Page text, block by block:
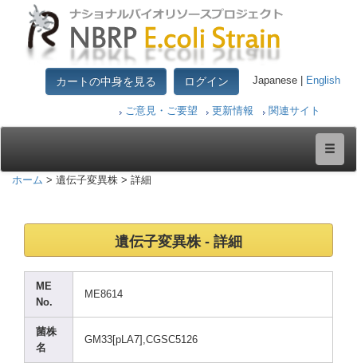
カートの中身を見る ログイン Japanese | English
ご意見・ご要望 更新情報 関連サイト
ホーム > 遺伝子変異株 > 詳細
遺伝子変異株 - 詳細
ME
No.
ME8614
菌株
名
GM33[ pLA7] ,CGSC5126